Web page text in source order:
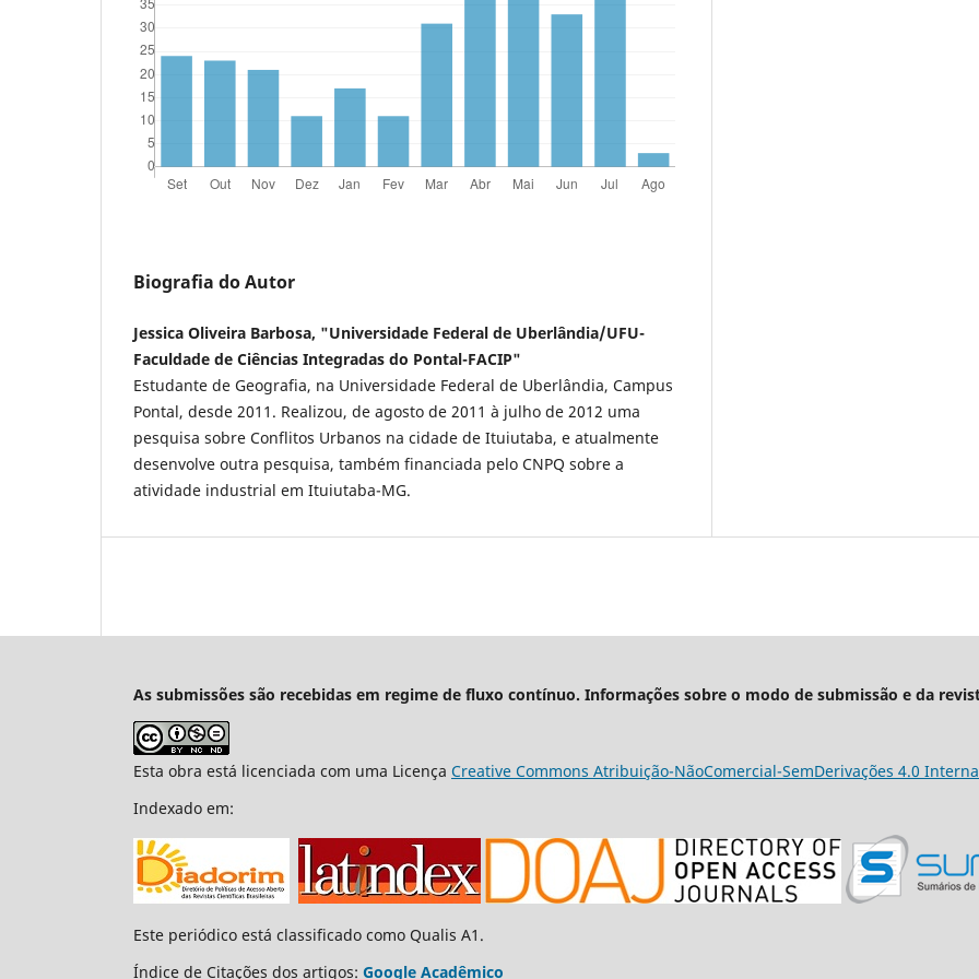
Biografia do Autor
Jessica Oliveira Barbosa, "Universidade Federal de Uberlândia/UFU-
Faculdade de Ciências Integradas do Pontal-FACIP"
Estudante de Geografia, na Universidade Federal de Uberlândia, Campus
Pontal, desde 2011. Realizou, de agosto de 2011 à julho de 2012 uma
pesquisa sobre Conflitos Urbanos na cidade de Ituiutaba, e atualmente
desenvolve outra pesquisa, também financiada pelo CNPQ sobre a
atividade industrial em Ituiutaba-MG.
As submissões são recebidas em regime de fluxo contínuo. Informações sobre o modo de submissão e da
Esta obra está licenciada com uma Licença Creative Commons Atribuição-NãoComercial-SemDerivações 4.0
Indexado em:
Este periódico está classificado como Qualis A1.
Índice de Citações dos artigos: Google Acadêmico